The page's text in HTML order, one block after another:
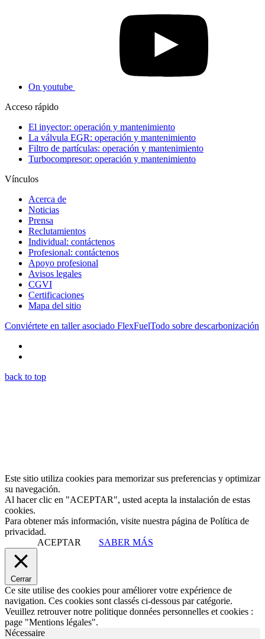
On youtube
Acceso rápido
El inyector: operación y mantenimiento
La válvula EGR: operación y mantenimiento
Filtro de partículas: operación y mantenimiento
Turbocompresor: operación y mantenimiento
Vínculos
Acerca de
Noticias
Prensa
Reclutamientos
Individual: contáctenos
Profesional: contáctenos
Apoyo profesional
Avisos legales
CGVI
Certificaciones
Mapa del sitio
Conviértete en taller asociado FlexFuelTodo sobre descarbonización
back to top
Este sitio utiliza cookies para memorizar sus preferencias y optimizar
su navegación.
Al hacer clic en "ACEPTAR", usted acepta la instalación de estas
cookies.
Para obtener más información, visite nuestra página de Política de
privacidad.
ACEPTAR
SABER MÁS
Cerrar
Ce site utilise des cookies pour améliorer votre expérience de
navigation. Ces cookies sont classés ci-dessous par catégorie.
Veuillez retrouver notre politique données personnelles et cookies :
page "Mentions légales".
Nécessaire